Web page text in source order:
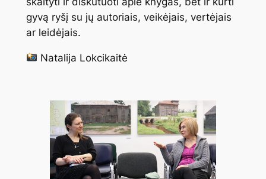
gyvą ryšį su jų autoriais, veikėjais, vertėjais
ar leidėjais.
Natalija Lokcikaitė